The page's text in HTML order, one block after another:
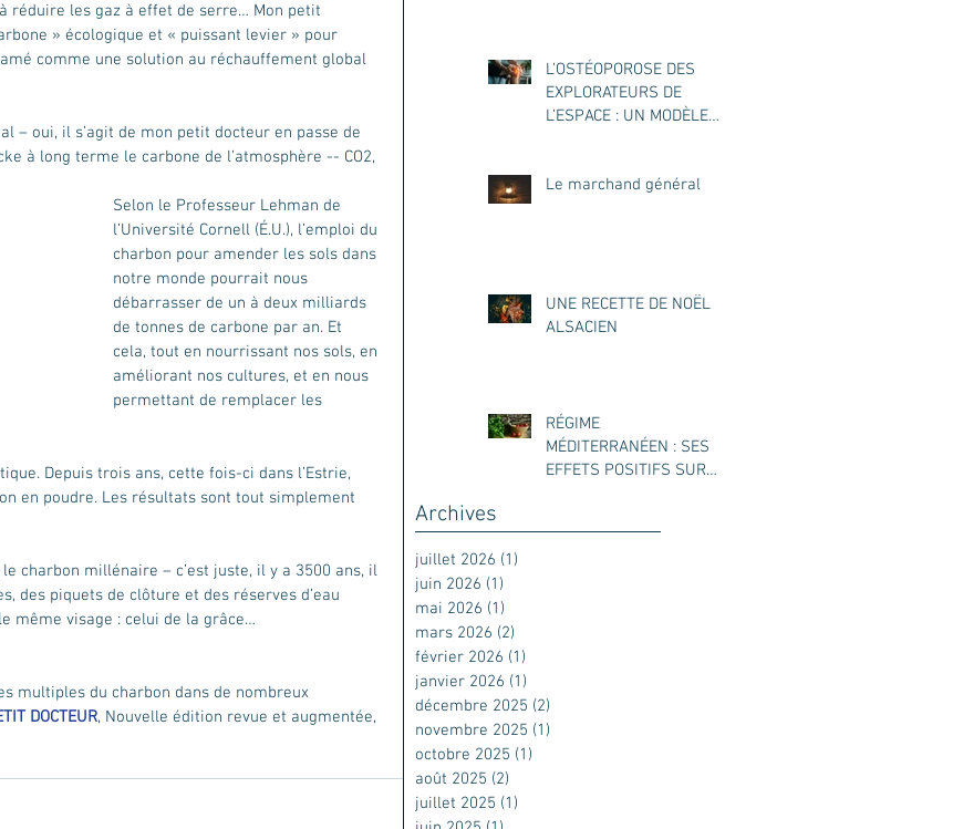
réduire les gaz à effet de serre… Mon petit
» écologique et « puissant levier » pour
comme une solution au réchauffement global
– oui, il s’agit de mon petit docteur en passe de
à long terme le carbone de l’atmosphère -- CO2,
Selon le Professeur Lehman de
l’Université Cornell (É.U.), l’emploi du
charbon pour amender les sols dans
notre monde pourrait nous
débarrasser de un à deux milliards
de tonnes de carbone par an. Et
cela, tout en nourrissant nos sols, en
améliorant nos cultures, et en nous
permettant de remplacer les
Depuis trois ans, cette fois-ci dans l’Estrie,
en poudre. Les résultats sont tout simplement
charbon millénaire – c’est juste, il y a 3500 ans, il
des piquets de clôture et des réserves d’eau
même visage : celui de la grâce…
multiples du charbon dans de nombreux
DOCTEUR, Nouvelle édition revue et augmentée,
L’OSTÉOPOROSE DES
EXPLORATEURS DE
L’ESPACE : UN MODÈLE
Le marchand général
UNE RECETTE DE NOËL
ALSACIEN
RÉGIME
MÉDITERRANÉEN : SES
EFFETS POSITIFS SUR
Archives
juillet 2026 (1)
juin 2026 (1)
mai 2026 (1)
mars 2026 (2)
février 2026 (1)
janvier 2026 (1)
décembre 2025 (2)
novembre 2025 (1)
octobre 2025 (1)
août 2025 (2)
juillet 2025 (1)